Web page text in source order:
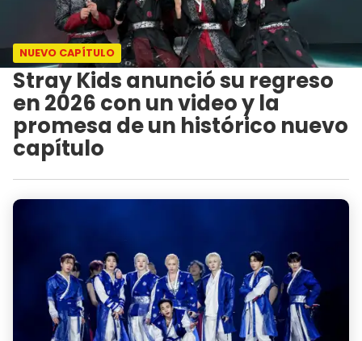
NUEVO CAPÍTULO
Stray Kids anunció su regreso
en 2026 con un video y la
promesa de un histórico nuevo
capítulo